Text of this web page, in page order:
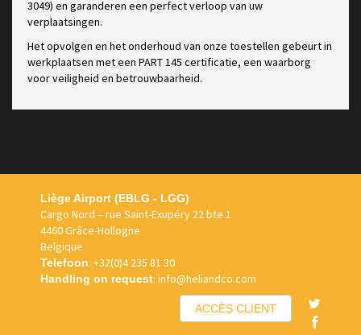
3049) en garanderen een perfect verloop van uw
verplaatsingen.
Het opvolgen en het onderhoud van onze toestellen gebeurt in
werkplaatsen met een PART 145 certificatie, een waarborg
voor veiligheid en betrouwbaarheid.
Liège Airport (EBLG - LGG)
Cargo Nord – rue Saint-Exupéry 22 bte 1
4460 Grâce-Hollogne
Belgique
Telefoon: +32(0)4 235 81 30
Handling on request: info@heliandco.com
ACCÈS CLIENT